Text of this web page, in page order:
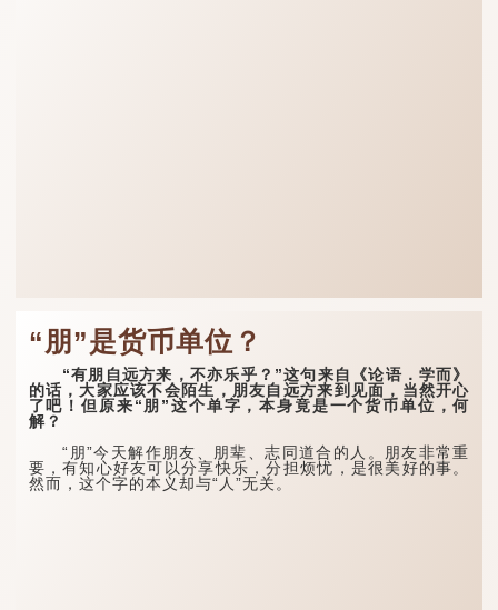
“朋”是货币单位？
“有朋自远方来，不亦乐乎？”这句来自《论语．学而》
的话，大家应该不会陌生，朋友自远方来到见面，当然开心
了吧！但原来“朋”这个单字，本身竟是一个货币单位，何
解？
“朋”今天解作朋友、朋辈、志同道合的人。朋友非常重
要，有知心好友可以分享快乐，分担烦忧，是很美好的事。
然而，这个字的本义却与“人”无关。